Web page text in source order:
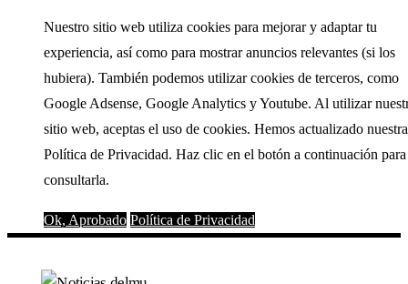
Nuestro sitio web utiliza cookies para mejorar y adaptar tu
experiencia, así como para mostrar anuncios relevantes (si los
hubiera). También podemos utilizar cookies de terceros, como
Google Adsense, Google Analytics y Youtube. Al utilizar
sitio web, aceptas el uso de cookies. Hemos actualizado nuestra
Política de Privacidad. Haz clic en el botón a continuación para
consultarla.
Ok, Aprobado Política de Privacidad